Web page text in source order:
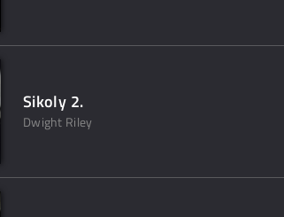
Sikoly 2.
Dwight Riley